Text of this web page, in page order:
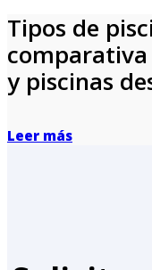
Tipos de
y piscinas
Leer más